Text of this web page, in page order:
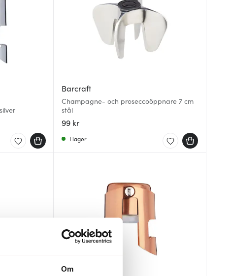
Om
Barcraft
Champagne- och proseccoöppnare 7 cm
stål
99 kr
I lager